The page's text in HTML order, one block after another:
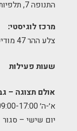
התנופה 7, תלפיות, ירושלים.
מרכז לוגיסטי:
צלע ההר 47 מודיעין
שעות פעילות
אולם תצוגה –
א׳-ה׳ 09:00-17:00
יום שישי – סגור